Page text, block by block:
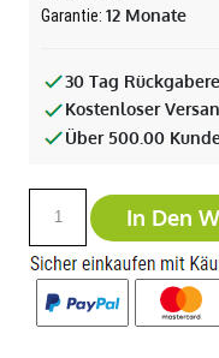
Garantie: 12 Monate
30 Tag
Kostenloser
Über 500.00
In Den